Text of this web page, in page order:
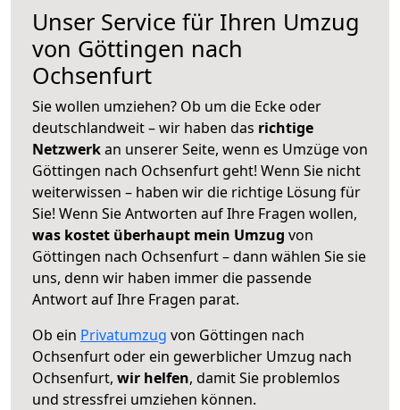
Unser Service für Ihren Umzug
von Göttingen nach
Ochsenfurt
Sie wollen umziehen? Ob um die Ecke oder
deutschlandweit – wir haben das richtige
Netzwerkan unserer Seite, wenn es Umzüge von
Göttingen nach Ochsenfurt geht! Wenn Sie nicht
weiterwissen – haben wir die richtige Lösung für
Sie! Wenn Sie Antworten auf Ihre Fragen wollen,
was kostet überhaupt mein Umzug von
Göttingen nach Ochsenfurt – dann wählen Sie sie
uns, denn wir haben immer die passende
Antwort auf Ihre Fragen parat.
Ob ein Privatumzug von Göttingen nach
Ochsenfurt oder ein gewerblicher Umzug nach
Ochsenfurt, wir helfen, damit Sie problemlos
und stressfrei umziehen können.